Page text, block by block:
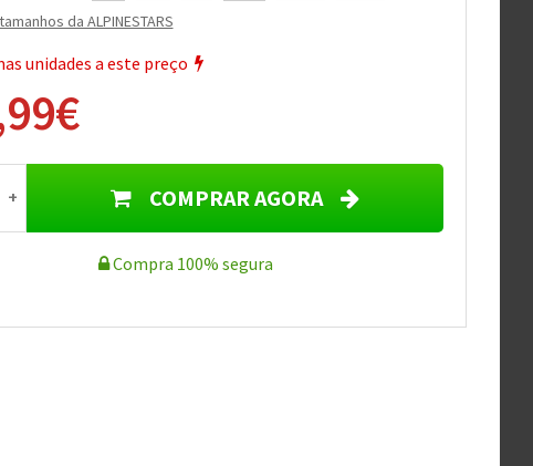
da ALPINESTARS
unidades a este preço
+ COMPRAR AGORA
Compra 100% segura